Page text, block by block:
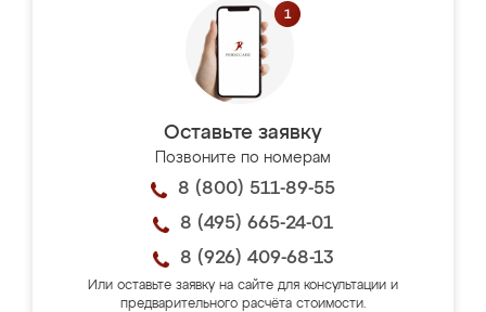
Оставьте заявку
Позвоните по номерам
8 (800) 511-89-55
8 (495) 665-24-01
8 (926) 409-68-13
Или оставьте заявку на сайте для консультации и
предварительного расчёта стоимости.